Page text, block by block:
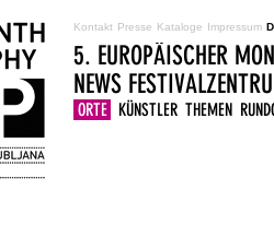
Kontakt Presse Kataloge Impressum
5. EUROPÄISCHER
NEWS
ORTE KÜNSTLER THEMEN